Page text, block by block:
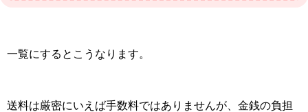
一覧にするとこうなります。
送料は厳密にいえば手数料ではありませんが、金銭の負担